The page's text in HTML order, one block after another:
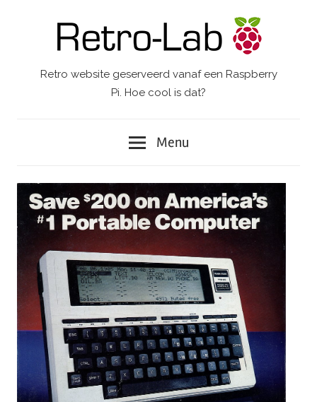
Retro-
Retro website geserveerd vanaf een Raspberry
Pi. Hoe cool is dat?
Menu